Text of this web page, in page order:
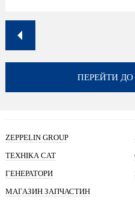
ПЕРЕЙТИ
ZEPPELIN GROUP
ТЕХНІКА CAT
ГЕНЕРАТОРИ
МАГАЗИН ЗАПЧАСТИН